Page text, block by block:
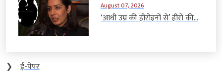
August 07, 2026
‘आधी उम्र की हीरोइनों से’ हीरो की...
❯
ई-पेपर